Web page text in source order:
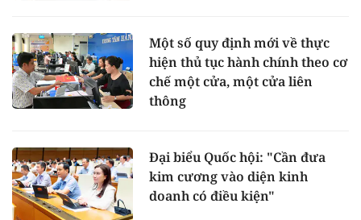
Một số quy định mới về thực
hiện thủ tục hành chính theo cơ
chế một cửa, một cửa liên
thông
Đại biểu Quốc hội: "Cần đưa
kim cương vào diện kinh
doanh có điều kiện"